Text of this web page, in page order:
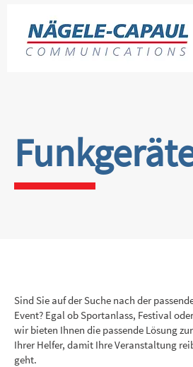
Sind Sie auf der Suche nach der
Event? Egal ob Sportanlass, Festival
wir bieten Ihnen die passende Lösung
Ihrer Helfer, damit Ihre Veranstaltung
geht.